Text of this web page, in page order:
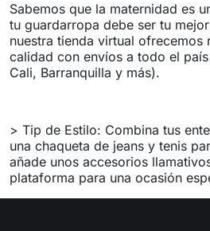
Sabemos que la maternidad es
tu guardarropa debe ser tu
nuestra tienda virtual ofrecemos
calidad con envíos a todo el
Cali, Barranquilla y más).
> Tip de Estilo: Combina tus
una chaqueta de jeans y tenis
añade unos accesorios
plataforma para una ocasión